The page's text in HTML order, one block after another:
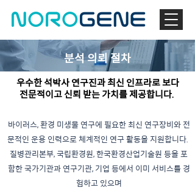
분석 의뢰 절차
우수한 석박사 연구진과 최신 인프라로 보다
전문적이고 신뢰 받는 가치를 제공합니다.
바이러스, 환경 미생물 연구에 필요한 최신 연구장비와 전
문적인 운용 인력으로 체계적인 연구 활동을 지원합니다.
질병관리본부, 국립환경원, 한국환경산업기술원 등을 포
함한 국가기관과 연구기관, 기업 등에서 이미 서비스를 경
험하고 있으며